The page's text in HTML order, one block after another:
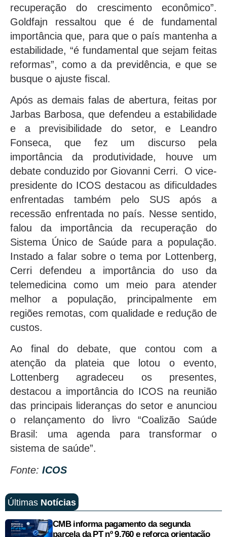
recuperação do crescimento econômico”.
Goldfajn ressaltou que é de fundamental
importância que, para que o país mantenha a
estabilidade, “é fundamental que sejam feitas
reformas”, como a da previdência, e que se
busque o ajuste fiscal.
Após as demais falas de abertura, feitas por
Jarbas Barbosa, que defendeu a estabilidade
e a previsibilidade do setor, e Leandro
Fonseca, que fez um discurso pela
importância da produtividade, houve um
debate conduzido por Giovanni Cerri. O vice-
presidente do ICOS destacou as dificuldades
enfrentadas também pelo SUS após a
recessão enfrentada no país. Nesse sentido,
falou da importância da recuperação do
Sistema Único de Saúde para a população.
Instado a falar sobre o tema por Lottenberg,
Cerri defendeu a importância do uso da
telemedicina como um meio para atender
melhor a população, principalmente em
regiões remotas, com qualidade e redução de
custos.
Ao final do debate, que contou com a
atenção da plateia que lotou o evento,
Lottenberg agradeceu os presentes,
destacou a importância do ICOS na reunião
das principais lideranças do setor e anunciou
o relançamento do livro “Coalizão Saúde
Brasil: uma agenda para transformar o
sistema de saúde”.
Fonte: ICOS
Últimas Notícias
CMB informa pagamento da segunda
parcela da PT nº 9.760 e reforça orientação